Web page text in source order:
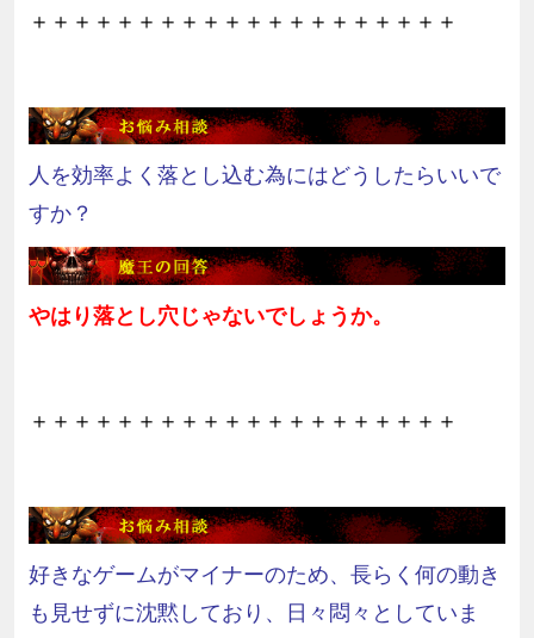
＋＋＋＋＋＋＋＋＋＋＋＋＋＋＋＋＋＋＋＋
人を効率よく落とし込む為にはどうしたらいいで
すか？
やはり落とし穴じゃないでしょうか。
＋＋＋＋＋＋＋＋＋＋＋＋＋＋＋＋＋＋＋＋
好きなゲームがマイナーのため、長らく何の動き
も見せずに沈黙しており、日々悶々としていま